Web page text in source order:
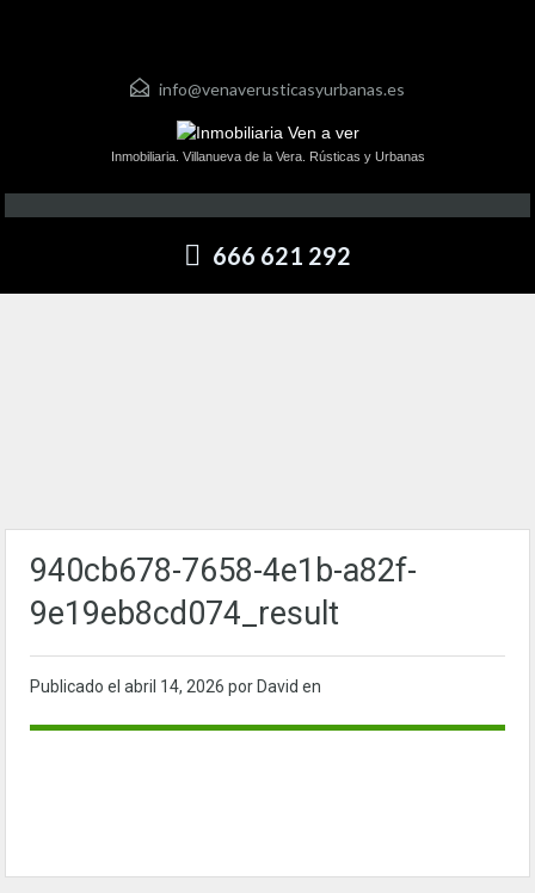
info@venaverusticasyurbanas.es
Inmobiliaria. Villanueva de la Vera. Rústicas y Urbanas
666 621 292
940cb678-7658-4e1b-a82f-
9e19eb8cd074_result
Publicado el abril 14, 2026 por David en